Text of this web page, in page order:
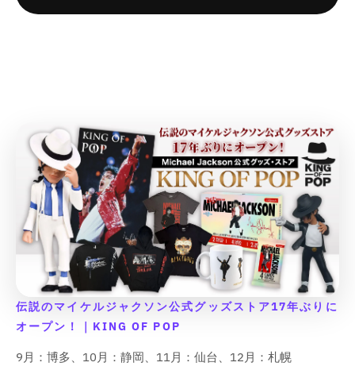
伝説のマイケルジャクソン公式グッズストア17年ぶりに
オープン！｜KING OF POP
9月：博多、10月：静岡、11月：仙台、12月：札幌